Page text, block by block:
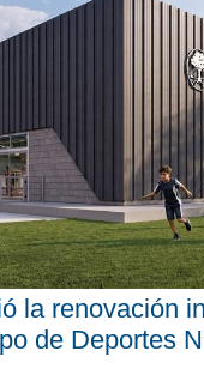
la renovación
de Deportes